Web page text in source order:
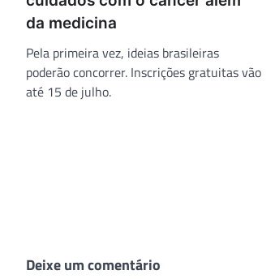
da medicina
Pela primeira vez, ideias brasileiras
poderão concorrer. Inscrições gratuitas vão
até 15 de julho.
Deixe um comentário